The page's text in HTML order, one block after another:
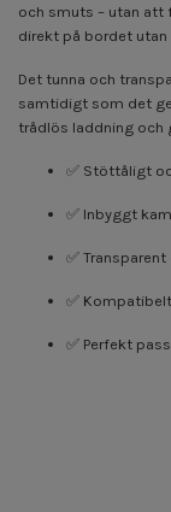
och smuts – utan att
direkt på bordet utan
Det tunna och
samtidigt som det
trådlös laddning och
✅ Stöttåligt
✅ Inbyggt
✅
✅
✅ Perfekt